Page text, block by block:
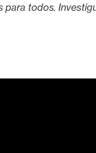
para todos.